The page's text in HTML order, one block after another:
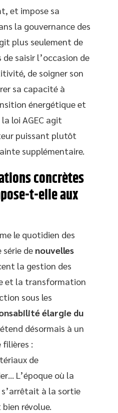
et impose sa
la gouvernance des
plus seulement de
saisir l’occasion de
de soigner son
sa capacité à
énergétique et
loi AGEC agit
puissant plutôt
supplémentaire.
concrètes
t-elle aux
le quotidien des
série de nouvelles
la gestion des
et la transformation
sous les
élargie du
désormais à un
filières :
de
L’époque où la
à la sortie
révolue.